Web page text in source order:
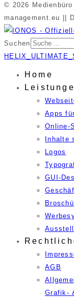
© 2026
management.eu ||
Suchen
Home
Apps
Online-
Inhalte
Logos
GUI-
AGB
Grafik-